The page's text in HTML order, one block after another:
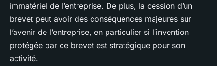
immatériel de l’entreprise. De plus, la cession d’un
brevet peut avoir des conséquences majeures sur
l’avenir de l’entreprise, en particulier si l’invention
protégée par ce brevet est stratégique pour son
activité.